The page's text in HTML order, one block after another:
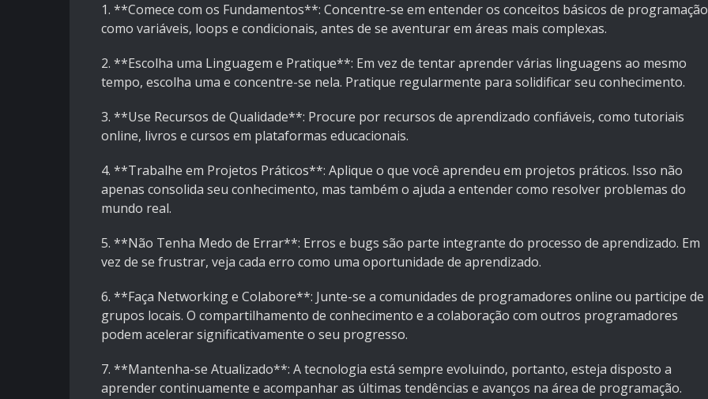
1. **Comece com os Fundamentos**: Concentre-se em entender os conceitos básicos de
como variáveis, loops e condicionais, antes de se aventurar em áreas mais complexas.
2. **Escolha uma Linguagem e Pratique**: Em vez de tentar aprender várias linguagens ao mesmo
tempo, escolha uma e concentre-se nela. Pratique regularmente para solidificar seu conhecimento.
3. **Use Recursos de Qualidade**: Procure por recursos de aprendizado confiáveis, como tutoriais
online, livros e cursos em plataformas educacionais.
4. **Trabalhe em Projetos Práticos**: Aplique o que você aprendeu em projetos práticos. Isso não
apenas consolida seu conhecimento, mas também o ajuda a entender como resolver problemas do
mundo real.
5. **Não Tenha Medo de Errar**: Erros e bugs são parte integrante do processo de aprendizado. Em
vez de se frustrar, veja cada erro como uma oportunidade de aprendizado.
6. **Faça Networking e Colabore**: Junte-se a comunidades de programadores online ou participe de
grupos locais. O compartilhamento de conhecimento e a colaboração com outros programadores
podem acelerar significativamente o seu progresso.
7. **Mantenha-se Atualizado**: A tecnologia está sempre evoluindo, portanto, esteja disposto a
aprender continuamente e acompanhar as últimas tendências e avanços na área de programação.